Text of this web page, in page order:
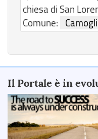
chiesa di San
Comune:
Camogli
Il Portale è in